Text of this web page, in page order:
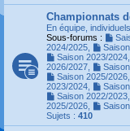
Championnats
En équipe,
Sous-forums :
2024/2025
Saison 2023/2024,
2026/2027
Saison 2025/2026,
2023/2024
Saison 2022/2023,
2025/2026
Sujets : 410